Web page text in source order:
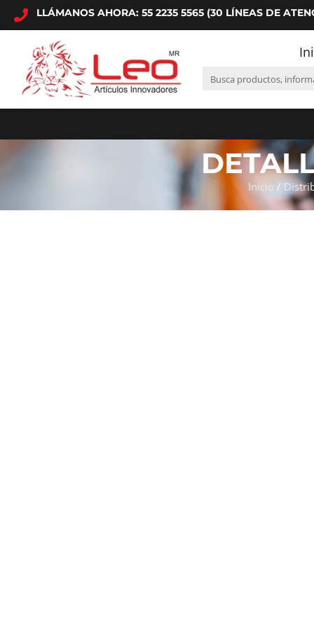
LLÁMANOS AHORA: 55 2235 5565 (30 LÍNEAS DE
Inicio/